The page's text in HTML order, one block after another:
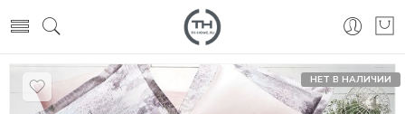
НЕТ В НАЛИЧИИ